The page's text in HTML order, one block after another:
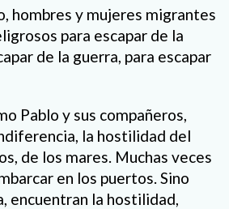
hombres y mujeres migrantes
para escapar de la
de la guerra, para escapar
Pablo y sus compañeros,
la hostilidad del
de los mares. Muchas veces
en los puertos. Sino
encuentran la hostilidad,